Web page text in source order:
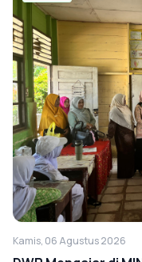
Kamis, 06 Agustus 2026